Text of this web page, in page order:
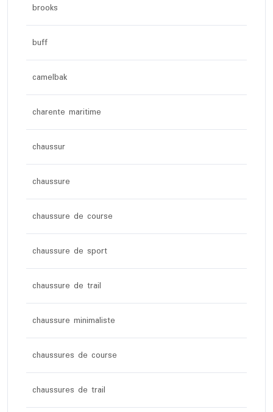
brooks
buff
camelbak
charente maritime
chaussur
chaussure
chaussure de course
chaussure de sport
chaussure de trail
chaussure minimaliste
chaussures de course
chaussures de trail